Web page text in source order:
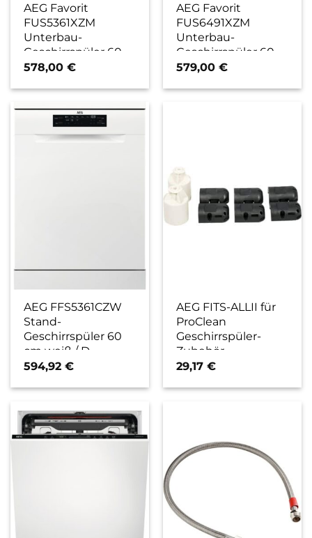
AEG Favorit
FUS5361XZM
Unterbau-
Geschirrspüler 60
cm edelstahl / D
578,00€
AEG Favorit
FUS6491XZM
Unterbau-
Geschirrspüler 60
cm edelstahl / C
579,00€
AEG FFS5361CZW
Stand-
Geschirrspüler 60
cm weiß / D
594,92€
AEG FITS-ALLII für
ProClean
Geschirrspüler-
Zubehör
29,17€